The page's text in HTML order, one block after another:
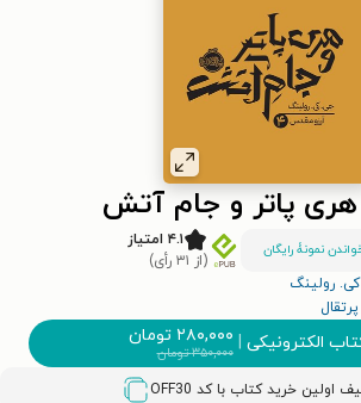
پاتر و جام آتش
نمونۀ رایگان
۴.۱ امتیاز
(از ۳۱ رأی)
رولینگ
الکترونیکی | ۲۸۰,۰۰۰ تومان
۳۵۰,۰۰۰تومان
OFF30